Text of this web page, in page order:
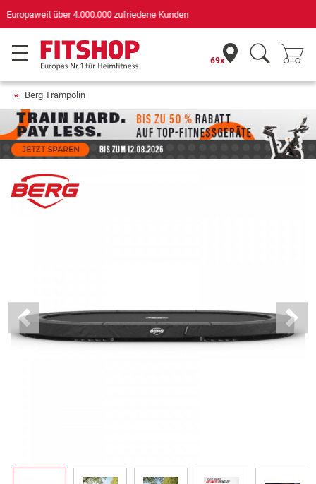
für Sportgeräte (n-tv+DISQ 2016-2024)
69x
Berg Trampolin
Previous Next